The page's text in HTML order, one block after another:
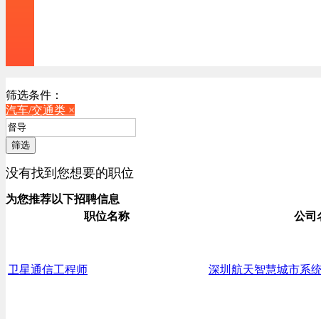
筛选条件：
汽车/交通类 ×
筛选
没有找到您想要的职位
为您推荐以下招聘信息
职位名称
公司
卫星通信工程师
深圳航天智慧城市系